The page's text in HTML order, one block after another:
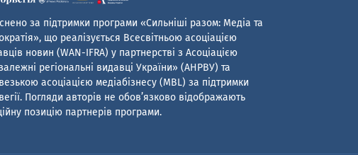
за підтримки програми «Сильніші разом: Медіа та
що реалізується Всесвітньою асоціацією
новин (WAN-IFRA) у партнерстві з Асоціацією
регіональні видавці України» (АНРВУ) та
асоціацією медіабізнесу (MBL) за підтримки
Погляди авторів не обов’язково відображають
позицію партнерів програми.